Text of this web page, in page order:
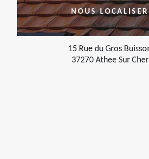
NOUS LOCALISER
15 Rue du Gros
37270 Athee Sur Cher